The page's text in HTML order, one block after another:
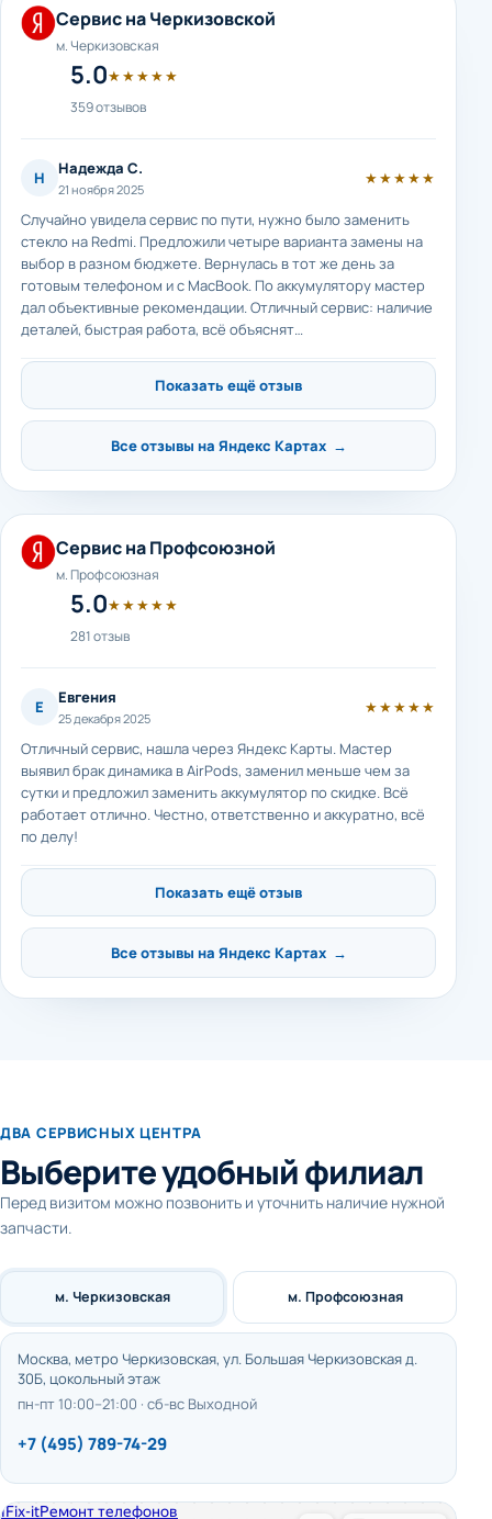
Сервис на Черкизовской
м. Черкизовская
5.0★★★★★
359 отзывов
Н Надежда С.
21 ноября 2025
★★★★★
Случайно увидела сервис по пути, нужно было заменить
стекло на Redmi. Предложили четыре варианта замены на
выбор в разном бюджете. Вернулась в тот же день за
готовым телефоном и с MacBook. По аккумулятору мастер
дал объективные рекомендации. Отличный сервис: наличие
деталей, быстрая работа, всё объяснят…
Показать ещё отзыв
Все отзывы на Яндекс Картах →
Сервис на Профсоюзной
м. Профсоюзная
5.0★★★★★
281 отзыв
Е Евгения
25 декабря 2025
★★★★★
Отличный сервис, нашла через Яндекс Карты. Мастер
выявил брак динамика в AirPods, заменил меньше чем за
сутки и предложил заменить аккумулятор по скидке. Всё
работает отлично. Честно, ответственно и аккуратно, всё
по делу!
Показать ещё отзыв
Все отзывы на Яндекс Картах →
ДВА СЕРВИСНЫХ ЦЕНТРА
Выберите удобный филиал
Перед визитом можно позвонить и уточнить наличие нужной
запчасти.
м. Черкизовская
Москва, метро Черкизовская, ул. Большая Черкизовская д.
30Б, цокольный этаж
пн-пт 10:00–21:00 · сб-вс Выходной
+7 (495) 789-74-29
м. Профсоюзная